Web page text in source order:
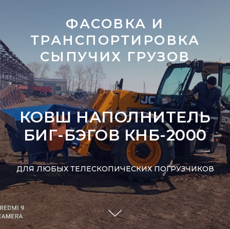
ФАСОВКА И
ТРАНСПОРТИРОВКА
СЫПУЧИХ ГРУЗОВ
КОВШ НАПОЛНИТЕЛЬ
БИГ-БЭГОВ КНБ-2000
ДЛЯ ЛЮБЫХ ТЕЛЕСКОПИЧЕСКИХ ПОГРУЗЧИКОВ